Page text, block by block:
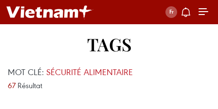
TAGS
MOT CLÉ: SÉCURITÉ ALIMENTAIRE
67 Résultat